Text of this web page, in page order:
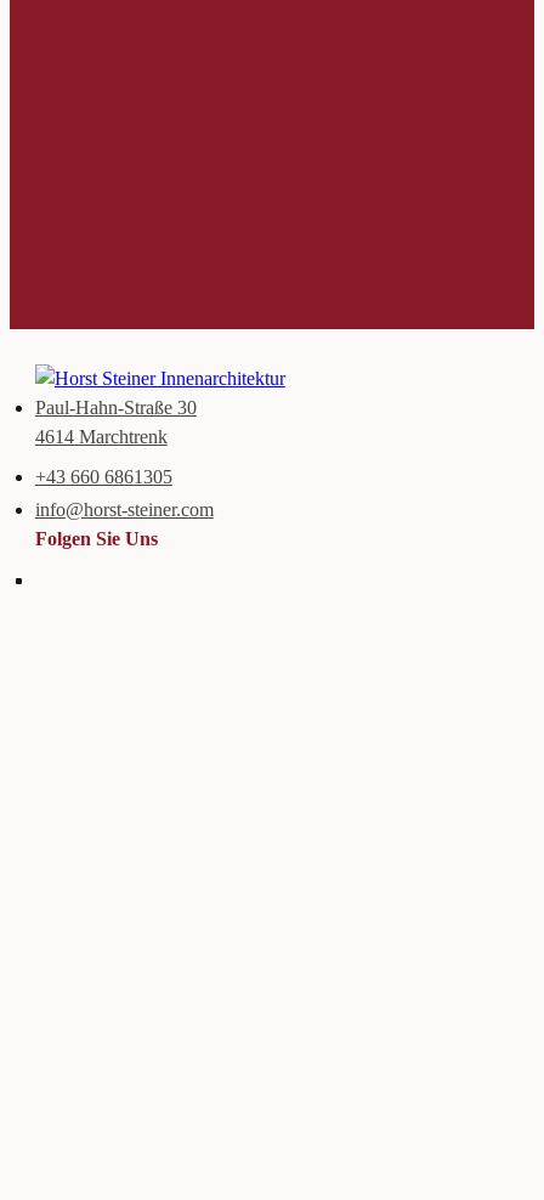
Paul-Hahn-Straße 30
4614 Marchtrenk
+43 660 6861305
info@horst-steiner.com
Folgen Sie Uns